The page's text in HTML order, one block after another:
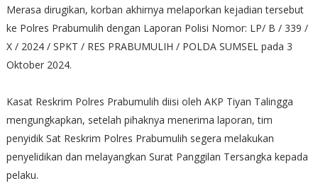
Merasa dirugikan, korban akhirnya melaporkan kejadian tersebut
ke Polres Prabumulih dengan Laporan Polisi Nomor: LP/ B / 339 /
X / 2024 / SPKT / RES PRABUMULIH / POLDA SUMSEL pada 3
Oktober 2024.
Kasat Reskrim Polres Prabumulih diisi oleh AKP Tiyan Talingga
mengungkapkan, setelah pihaknya menerima laporan, tim
penyidik Sat Reskrim Polres Prabumulih segera melakukan
penyelidikan dan melayangkan Surat Panggilan Tersangka kepada
pelaku.